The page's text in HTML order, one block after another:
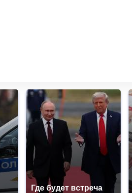
Где будет встреча